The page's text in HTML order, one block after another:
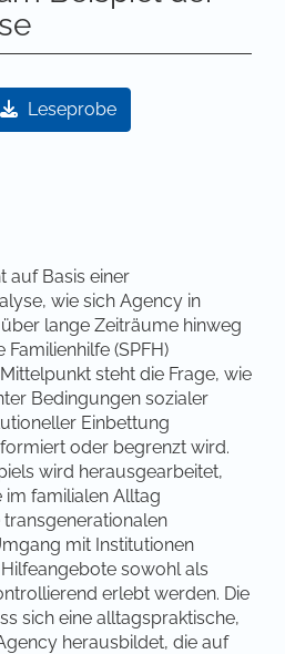
innen oder durch Zahlung
Leseprobe
Artikelinhalt
auf Basis einer
wie sich Agency in
lange Zeiträume hinweg
(SPFH)
steht die Frage, wie
Bedingungen sozialer
Einbettung
oder begrenzt wird.
wird herausgearbeitet,
im familialen Alltag
mit Institutionen
sowohl als
erlebt werden. Die
sich eine alltagspraktische,
herausbildet, die auf